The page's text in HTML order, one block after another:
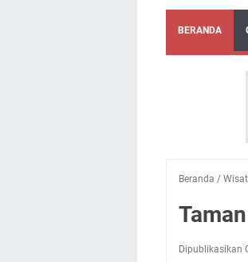
BERANDA
Beranda /
Dipublikasikan